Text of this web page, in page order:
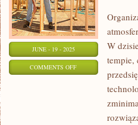
JUNE - 19 - 2025
COMMENTS OFFON
TECHNOLOGIA
W
tempie,